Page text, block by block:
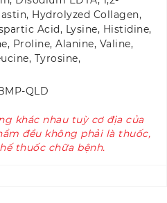
Hydrolyzed Collagen,
Acid, Lysine, Histidine,
Proline, Alanine, Valine,
Tyrosine,
QLD
khác nhau tuỳ cơ địa của
đều không phải là thuốc,
thuốc chữa bệnh.